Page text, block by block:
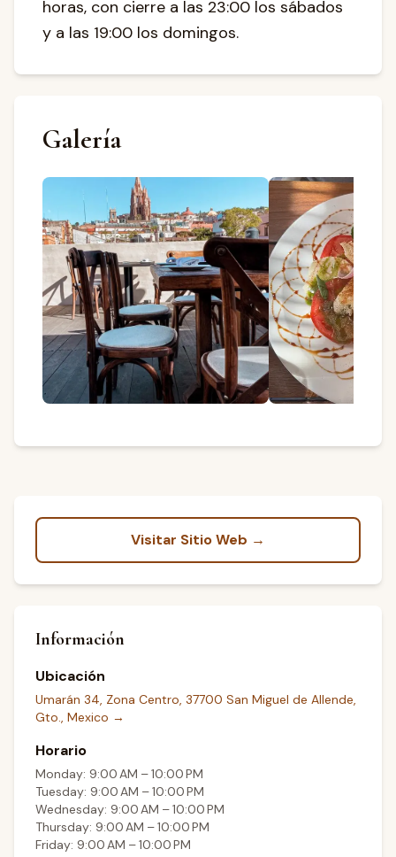
horas, con cierre a las 23:00 los sábados
y a las 19:00 los domingos.
Galería
Visitar Sitio Web →
Información
Ubicación
Umarán 34, Zona Centro, 37700 San Miguel de Allende,
Gto., Mexico →
Horario
Monday: 9:00 AM – 10:00 PM
Tuesday: 9:00 AM – 10:00 PM
Wednesday: 9:00 AM – 10:00 PM
Thursday: 9:00 AM – 10:00 PM
Friday: 9:00 AM – 10:00 PM